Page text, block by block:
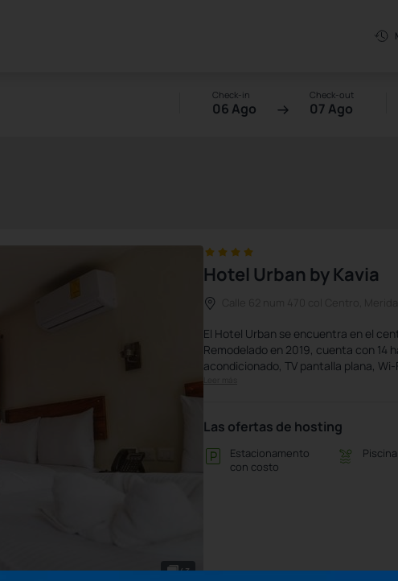
Check-in
06 Ago
Check-out
07 Ago
43
Hotel Urban by Kavia
El Hotel Urban se encuentra en el
Remodelado en 2019, cuenta con 14
acondicionado, TV pantalla plana,
Las ofertas de hosting
Estacionamento
con costo